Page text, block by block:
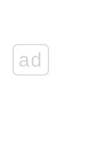
ad